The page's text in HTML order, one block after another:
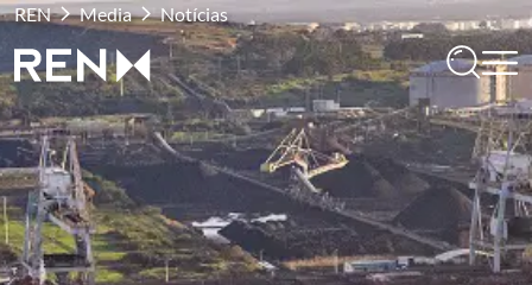
REN Media Notícias